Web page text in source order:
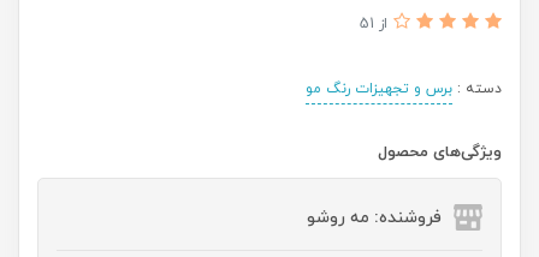
از 51
دسته : برس و تجهیزات رنگ مو
ویژگی‌های محصول
فروشنده: مه رو‌شو